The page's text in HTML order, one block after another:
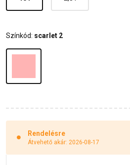
Színkód: scarlet 2
Rendelésre
Átvehető akár: 2026-08-17